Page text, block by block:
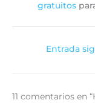
gratuitos
Entrada
11 comentarios en